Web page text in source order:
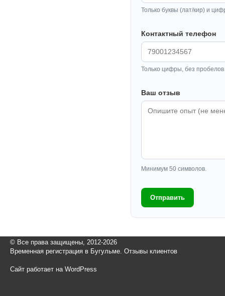
Только буквы (лат/кир) и
Контактный телефон
Только цифры, без
Ваш отзыв
Минимум 50 символов.
Отправить
© Все права защищены, 2012-2026
Временная регистрация в Бугульме. Отзывы клиентов
Сайт работает на WordPress